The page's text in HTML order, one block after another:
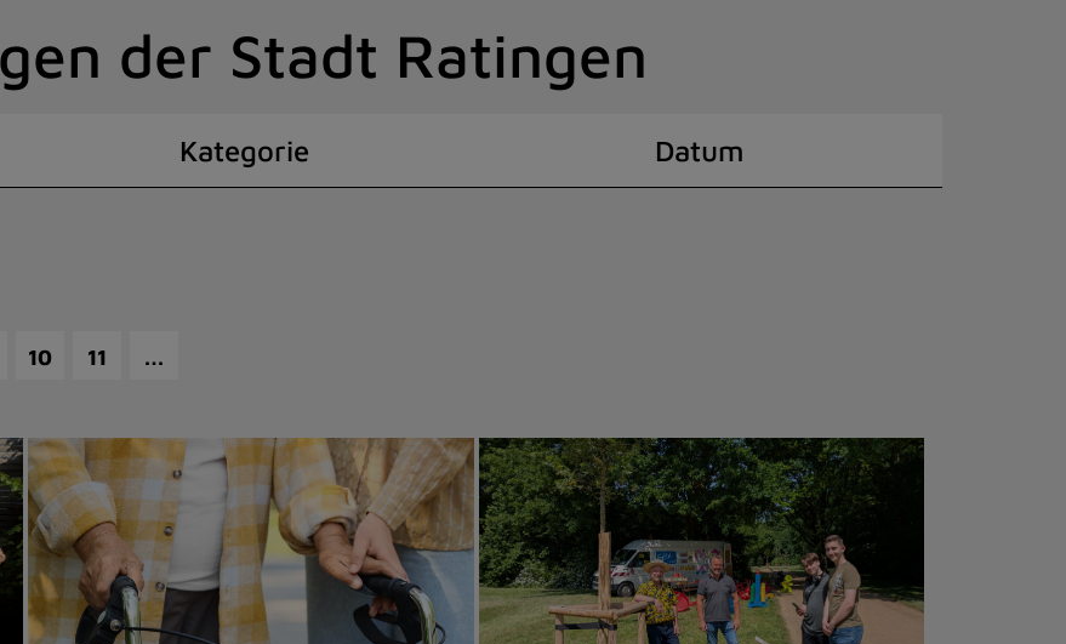
der Stadt Ratingen
Kategorie Datum
10 11 …